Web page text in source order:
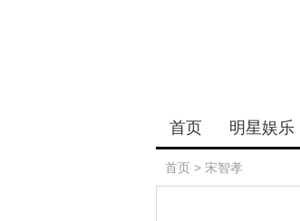
首页 明星娱乐
首页 > 宋智孝